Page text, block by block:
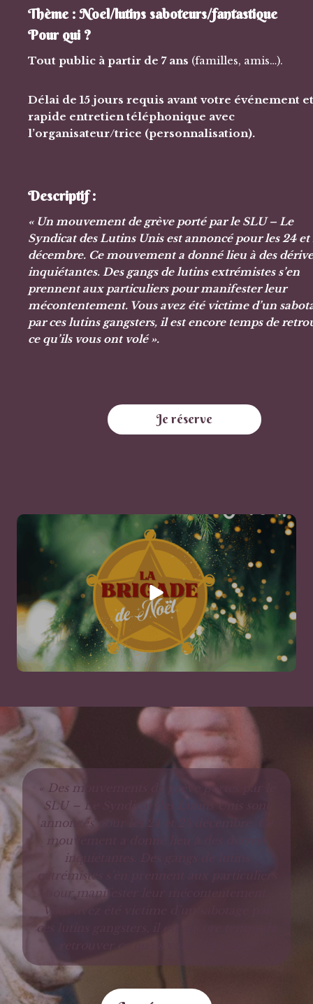
Thème : Noel/lutins saboteurs/fantastique
Pour qui ?
Tout public à partir de 7 ans (familles, amis…).
Délai de 15 jours requis avant votre événement et
rapide entretien téléphonique avec
l’organisateur/trice (personnalisation).
Descriptif :
« Un mouvement de grève porté par le SLU – Le
Syndicat des Lutins Unis est annoncé pour les 24 et
décembre. Ce mouvement a donné lieu à des
inquiétantes. Des gangs de lutins extrémistes s’en
prennent aux particuliers pour manifester leur
mécontentement. Vous avez été victime d’un
par ces lutins gangsters, il est encore temps de
ce qu’ils vous ont volé ».
Je réserve
« Des mouvements de grève portés par le
SLU – Le Syndicat des Lutins Unis sont
annoncés pour les 24 et 25 décembre. Ce
mouvement a donné lieu à des dérives
inquiétantes. Des gangs de lutins
extrémistes s’en prennent aux particuliers
pour manifester leur mécontentement.
Vous avez été victime d’un sabotage par
ces lutins gangsters, il est encore temps de